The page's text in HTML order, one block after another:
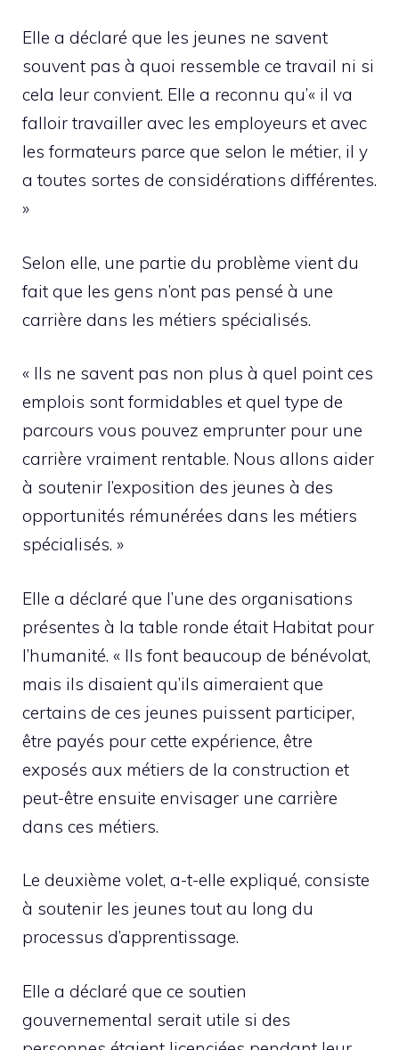
Elle a déclaré que les jeunes ne savent
souvent pas à quoi ressemble ce travail ni si
cela leur convient. Elle a reconnu qu’« il va
falloir travailler avec les employeurs et avec
les formateurs parce que selon le métier, il y
a toutes sortes de considérations différentes.
»
Selon elle, une partie du problème vient du
fait que les gens n’ont pas pensé à une
carrière dans les métiers spécialisés.
« Ils ne savent pas non plus à quel point ces
emplois sont formidables et quel type de
parcours vous pouvez emprunter pour une
carrière vraiment rentable. Nous allons aider
à soutenir l’exposition des jeunes à des
opportunités rémunérées dans les métiers
spécialisés. »
Elle a déclaré que l’une des organisations
présentes à la table ronde était Habitat pour
l’humanité. « Ils font beaucoup de bénévolat,
mais ils disaient qu’ils aimeraient que
certains de ces jeunes puissent participer,
être payés pour cette expérience, être
exposés aux métiers de la construction et
peut-être ensuite envisager une carrière
dans ces métiers.
Le deuxième volet, a-t-elle expliqué, consiste
à soutenir les jeunes tout au long du
processus d’apprentissage.
Elle a déclaré que ce soutien
gouvernemental serait utile si des